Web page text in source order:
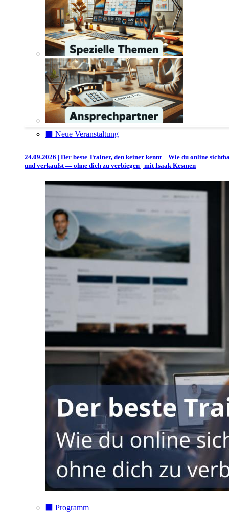
⬛️ Neue Veranstaltung
24.09.2026 | Der beste Trainer, den keiner kennt – Wie du online
und verkaufst — ohne dich zu verbiegen | mit Isaak Kesmen
⬛️ Programm